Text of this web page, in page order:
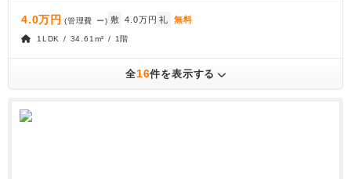
4.0万円 (管理費 ー) 敷 4.0万円 礼 無料
1LDK / 34.61m² / 1階
全16件を表示する